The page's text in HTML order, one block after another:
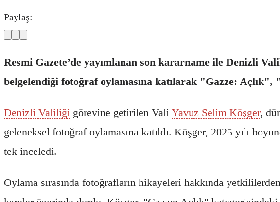
Paylaş:
Resmi Gazete’de yayımlanan son kararname ile Denizli
belgelendiği fotoğraf oylamasına katılarak "Gazze:
Denizli Valiliği görevine getirilen Vali Yavuz Selim Köşger,
geleneksel fotoğraf oylamasına katıldı. Köşger, 2025 yılı
tek inceledi.
Oylama sırasında fotoğrafların hikayeleri hakkında